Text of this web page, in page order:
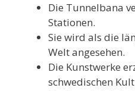
Die Tunnelbana
Stationen.
Sie wird als die
Welt angesehen.
Die Kunstwerke
schwedischen